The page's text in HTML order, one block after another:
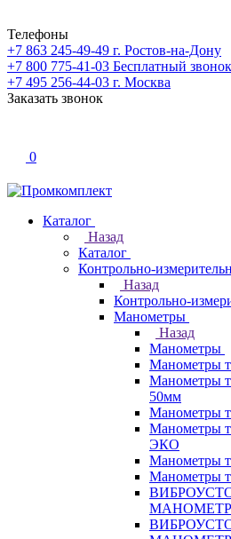
Телефоны
+7 863 245-49-49 г. Ростов-на-Дону
+7 800 775-41-03 Бесплатный
+7 495 256-44-03 г. Москва
Заказать звонок
0
Каталог
Назад
Каталог
Контрольно-
Назад
Контрольно-
Манометры
Назад
Манометры
Манометры
Манометры
50мм
Манометры
Манометры
ЭКО
Манометры
Манометры